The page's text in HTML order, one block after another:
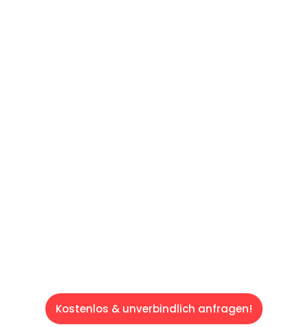
Kostenlos & unverbindlich anfragen!